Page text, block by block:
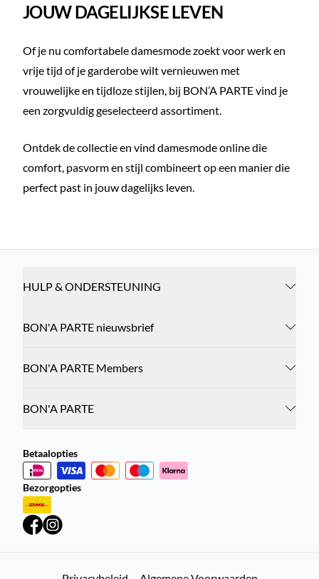
JOUW DAGELIJKSE LEVEN
Of je nu comfortabele damesmode zoekt voor werk en
vrije tijd of je garderobe wilt vernieuwen met
vrouwelijke en tijdloze stijlen, bij BON’A PARTE vind je
een zorgvuldig geselecteerd assortiment.
Ontdek de collectie en vind damesmode online die
comfort, pasvorm en stijl combineert op een manier die
perfect past in jouw dagelijks leven.
HULP & ONDERSTEUNING
BON'A PARTE nieuwsbrief
BON'A PARTE Members
BON'A PARTE
Betaalopties
Bezorgopties